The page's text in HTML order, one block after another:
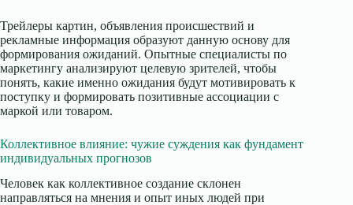
Трейлеры картин, объявления происшествий и
рекламные информация образуют данную основу для
формирования ожиданий. Опытные специалисты по
маркетингу анализируют целевую зрителей, чтобы
понять, какие именно ожидания будут мотивировать к
поступку и формировать позитивные ассоциации с
маркой или товаром.
Коллективное влияние: чужие суждения как фундамент
индивидуальных прогнозов
Человек как коллективное создание склонен
направляться на мнения и опыт иных людей при